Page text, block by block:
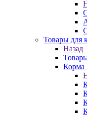
Товары для
Назад
Корма